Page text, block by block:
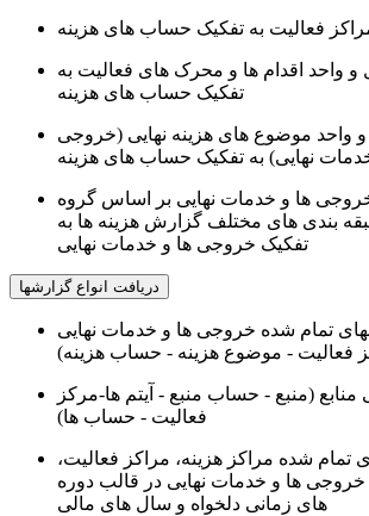
فعالیت به تفکیک حساب های هزینه
و واحد اقدام ها و محرک های فعالیت به
تفکیک حساب های هزینه
واحد موضوع های هزینه نهایی (خروجی
نهایی) به تفکیک حساب های هزینه
ها و خدمات نهایی بر اساس گروه
بندی های مختلف گزارش هزینه ها به
تفکیک خروجی ها و خدمات نهایی
دریافت انواع گزارشها
تمام شده خروجی ها و خدمات نهایی
فعالیت - موضوع هزینه - حساب هزینه)
(منبع - حساب منبع - آیتم ها-مرکز
فعالیت - حساب ها)
تمام شده مراکز هزینه، مراکز فعالیت،
ها و خدمات نهایی در قالب دوره
های زمانی دلخواه و سال های مالی